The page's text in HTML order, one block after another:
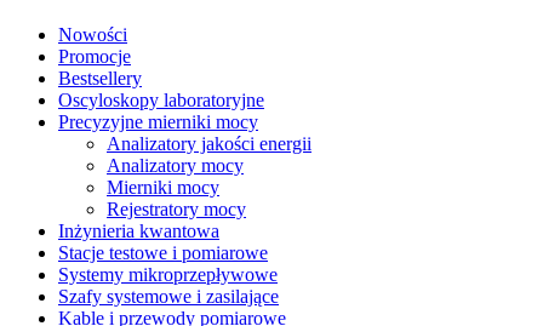
Nowości
Promocje
Bestsellery
Oscyloskopy laboratoryjne
Precyzyjne mierniki mocy
Analizatory jakości energii
Analizatory mocy
Mierniki mocy
Rejestratory mocy
Inżynieria kwantowa
Stacje testowe i pomiarowe
Systemy mikroprzepływowe
Szafy systemowe i zasilające
Kable i przewody pomiarowe